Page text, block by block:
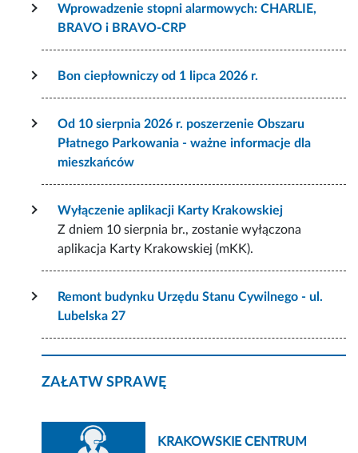
Wprowadzenie stopni alarmowych: CHARLIE,
BRAVO i BRAVO-CRP
Bon ciepłowniczy od 1 lipca 2026 r.
Od 10 sierpnia 2026 r. poszerzenie Obszaru
Płatnego Parkowania - ważne informacje dla
mieszkańców
Wyłączenie aplikacji Karty Krakowskiej
Z dniem 10 sierpnia br., zostanie wyłączona
aplikacja Karty Krakowskiej (mKK).
Remont budynku Urzędu Stanu Cywilnego - ul.
Lubelska 27
ZAŁATW SPRAWĘ
KRAKOWSKIE CENTRUM